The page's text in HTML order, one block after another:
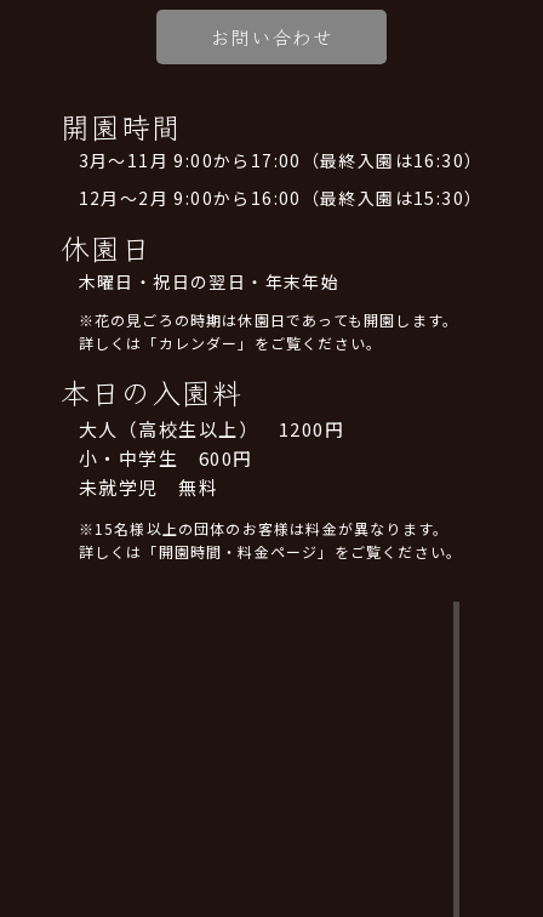
お問い合わせ
開園時間
3月～11月 9:00から17:00（最終入園は16:30）
12月～2月 9:00から16:00（最終入園は15:30）
休園日
木曜日・祝日の翌日・年末年始
※花の見ごろの時期は休園日であっても開園します。
詳しくは「カレンダー」をご覧ください。
本日の入園料
大人（高校生以上） 1200円
小・中学生 600円
未就学児 無料
※15名様以上の団体のお客様は料金が異なります。
詳しくは「開園時間・料金ページ」をご覧ください。